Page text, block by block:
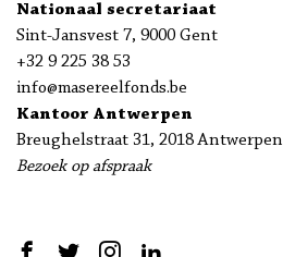
Nationaal secretariaat
Sint-Jansvest 7, 9000 Gent
+32 9 225 38 53
info@masereelfonds.be
Kantoor Antwerpen
Breughelstraat 31, 2018 Antwerpen
Bezoek op afspraak